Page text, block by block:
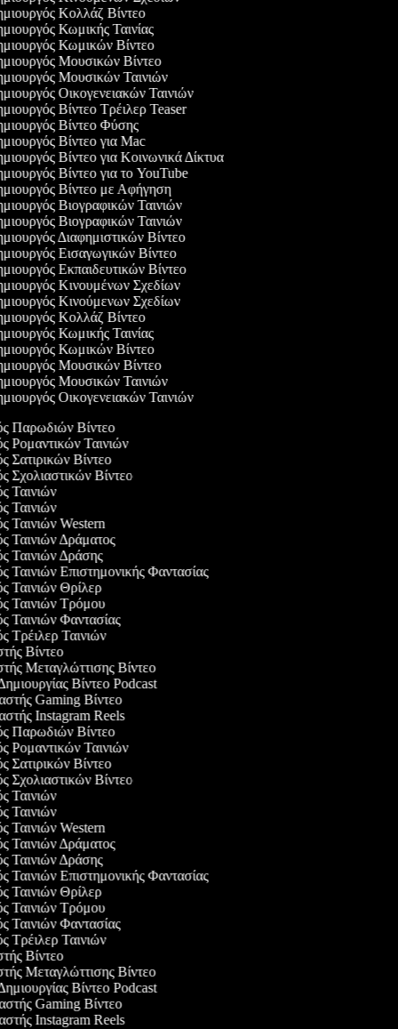
Κολλάζ Βίντεο
Κωμικής Ταινίας
Κωμικών Βίντεο
Μουσικών Βίντεο
Μουσικών Ταινιών
Οικογενειακών Ταινιών
Βίντεο Τρέιλερ Teaser
Βίντεο Φύσης
Βίντεο για Mac
Βίντεο για Κοινωνικά Δίκτυα
Βίντεο για το YouTube
Βίντεο με Αφήγηση
Βιογραφικών Ταινιών
Βιογραφικών Ταινιών
Διαφημιστικών Βίντεο
Εισαγωγικών Βίντεο
Εκπαιδευτικών Βίντεο
Κινουμένων Σχεδίων
Κινούμενων Σχεδίων
Κολλάζ Βίντεο
Κωμικής Ταινίας
Κωμικών Βίντεο
Μουσικών Βίντεο
Μουσικών Ταινιών
Οικογενειακών Ταινιών
Παρωδιών Βίντεο
Ρομαντικών Ταινιών
Σατιρικών Βίντεο
Σχολιαστικών Βίντεο
Ταινιών
Ταινιών
Ταινιών Western
Ταινιών Δράματος
Ταινιών Δράσης
Ταινιών Επιστημονικής Φαντασίας
Ταινιών Θρίλερ
Ταινιών Τρόμου
Ταινιών Φαντασίας
Τρέιλερ Ταινιών
Βίντεο
Μεταγλώττισης Βίντεο
Βίντεο Podcast
Gaming Βίντεο
Instagram Reels
Παρωδιών Βίντεο
Ρομαντικών Ταινιών
Σατιρικών Βίντεο
Σχολιαστικών Βίντεο
Ταινιών
Ταινιών
Ταινιών Western
Ταινιών Δράματος
Ταινιών Δράσης
Ταινιών Επιστημονικής Φαντασίας
Ταινιών Θρίλερ
Ταινιών Τρόμου
Ταινιών Φαντασίας
Τρέιλερ Ταινιών
Βίντεο
Μεταγλώττισης Βίντεο
Βίντεο Podcast
Gaming Βίντεο
Instagram Reels